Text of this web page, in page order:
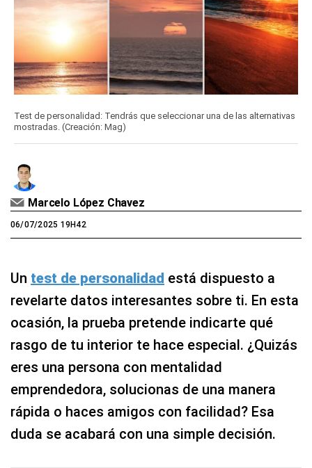
Test de personalidad: Tendrás que seleccionar una de las alternativas
mostradas. (Creación: Mag)
Marcelo López Chavez
06/07/2025 19H42
Un test de personalidad está dispuesto a
revelarte datos interesantes sobre ti. En esta
ocasión, la prueba pretende indicarte qué
rasgo de tu interior te hace especial. ¿Quizás
eres una persona con mentalidad
emprendedora, solucionas de una manera
rápida o haces amigos con facilidad? Esa
duda se acabará con una simple decisión.